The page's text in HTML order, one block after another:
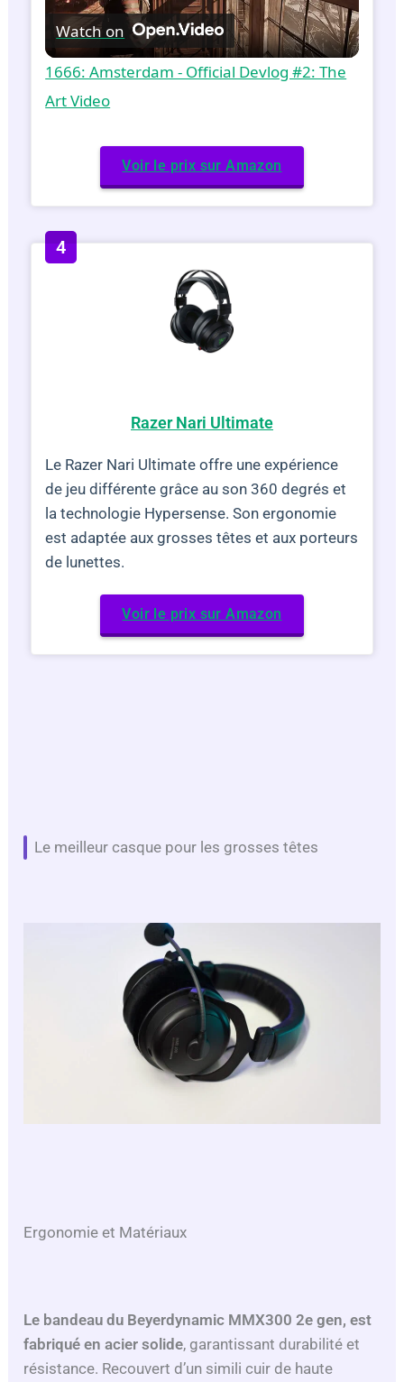
l
y
V
i
d
o
Watch on
1666: Amsterdam - Official Devlog #2: The
Art Video
Voir le prix sur Amazon
Razer Nari Ultimate
Le Razer Nari Ultimate offre une expérience
de jeu différente grâce au son 360 degrés et
la technologie Hypersense. Son ergonomie
est adaptée aux grosses têtes et aux porteurs
de lunettes.
Voir le prix sur Amazon
Le meilleur casque pour les grosses têtes
Ergonomie et Matériaux
Le bandeau du Beyerdynamic MMX300 2e gen, est
fabriqué en acier solide, garantissant durabilité et
résistance. Recouvert d’un simili cuir de haute